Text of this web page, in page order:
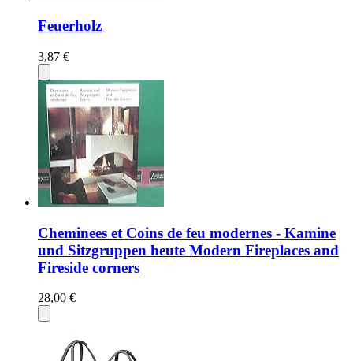
Feuerholz
3,87 €
Cheminees et Coins de feu modernes - Kamine
und Sitzgruppen heute Modern Fireplaces and
Fireside corners
28,00 €